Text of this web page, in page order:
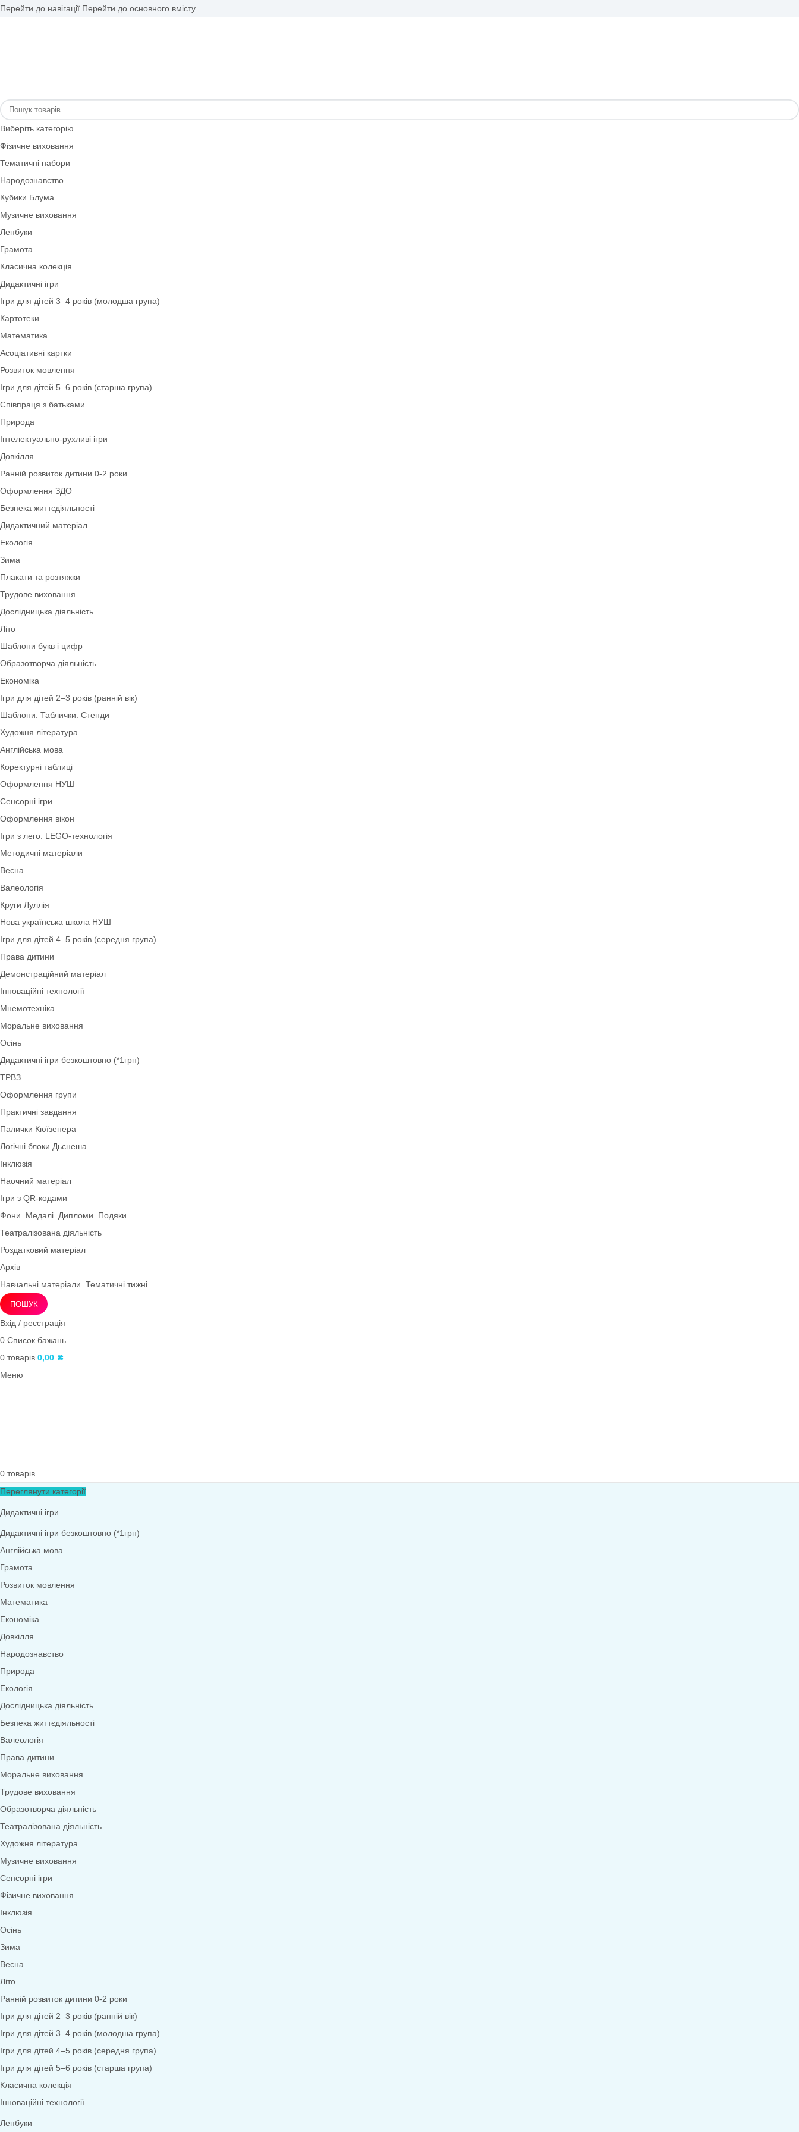
Перейти до навігаціїПерейти до основного вмісту
Виберіть категорію
Тематичні набори
Народознавство
Кубики Блума
Музичне виховання
Класична колекція
Дидактичні ігри
Ігри для дітей 3–4 років (молодша група)
Картотеки
Математика
Розвиток мовлення
Ігри для дітей 5–6 років (старша група)
Співпраця з батьками
Природа
Довкілля
Ранній розвиток дитини 0-2 роки
Оформлення ЗДО
Безпека життєдіяльності
Дидактичний матеріал
Зима
Плакати та розтяжки
Трудове виховання
Дослідницька діяльність
Літо
Образотворча діяльність
Економіка
Ігри для дітей 2–3 років (ранній вік)
Шаблони. Таблички. Стенди
Англійська мова
Коректурні таблиці
Оформлення НУШ
Сенсорні ігри
Оформлення вікон
Методичні матеріали
Весна
Валеологія
Круги Луллія
Права дитини
Демонстраційний матеріал
Інноваційні технології
Мнемотехніка
Осінь
Дидактичні ігри безкоштовно (*1грн)
ТРВЗ
Оформлення групи
Практичні завдання
Палички Кюїзенера
Інклюзія
Роздатковий матеріал
Архів
Навчальні матеріали. Тематичні тижні
ПОШУК
Вхід / реєстрація
0
Меню
Переглянути категорії
Дидактичні ігри
Дидактичні ігри безкоштовно (*1грн)
Англійська мова
Грамота
Розвиток мовлення
Математика
Довкілля
Народознавство
Природа
Екологія
Дослідницька діяльність
Валеологія
Права дитини
Моральне виховання
Трудове виховання
Образотворча діяльність